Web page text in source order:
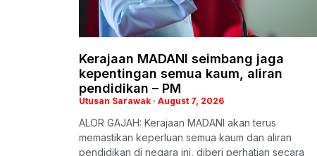
Kerajaan MADANI seimbang jaga
kepentingan semua kaum, aliran
pendidikan – PM
Utusan Sarawak August 7, 2026
ALOR GAJAH: Kerajaan MADANI akan terus
memastikan keperluan semua kaum dan aliran
pendidikan di negara ini, diberi perhatian secara